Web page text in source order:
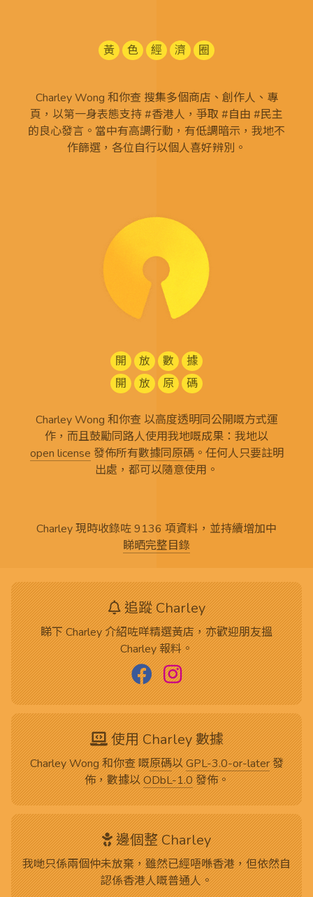
黃 色 經 濟 圈
Charley Wong 和你查 搜集多個商店、創作人、專
頁，以第一身表態支持 #香港人，爭取 #自由 #民主
的良心發言。當中有高調行動，有低調暗示，我地不
作篩選，各位自行以個人喜好辨別。
開 放 數
據
開
放 原 碼
Charley Wong 和你查 以高度透明同公開嘅方式運
作，而且鼓勵同路人使用我地嘅成果：我地以
open license 發佈所有數據同原碼。任何人只要註明
出處，都可以隨意使用。
Charley 現時收錄咗 9136 項資料，並持續增加中
睇晒完整目錄
追蹤 Charley
睇下 Charley 介紹咗咩精選黃店，亦歡迎朋友搵
Charley 報料。
使用 Charley 數據
Charley Wong 和你查 嘅原碼以GPL-3.0-or-later發
佈，數據以ODbL-1.0發佈。
邊個整 Charley
我哋只係兩個仲未放棄，雖然已經唔喺香港，但依然自
認係香港人嘅普通人。